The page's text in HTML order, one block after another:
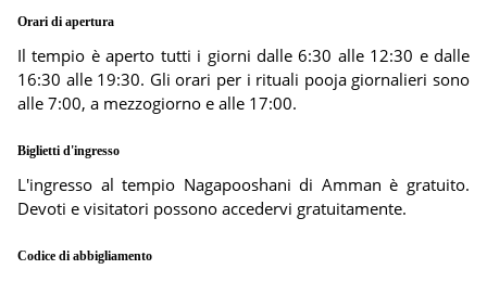
Orari di apertura
Il tempio è aperto tutti i giorni dalle 6:30 alle 12:30 e dalle
16:30 alle 19:30. Gli orari per i rituali pooja giornalieri sono
alle 7:00, a mezzogiorno e alle 17:00.
Biglietti d'ingresso
L'ingresso al tempio Nagapooshani di Amman è gratuito.
Devoti e visitatori possono accedervi gratuitamente.
Codice di abbigliamento